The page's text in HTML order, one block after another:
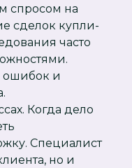
спросом на
сделок купли-
часто
ошибок и
Когда дело
Специалист
но и